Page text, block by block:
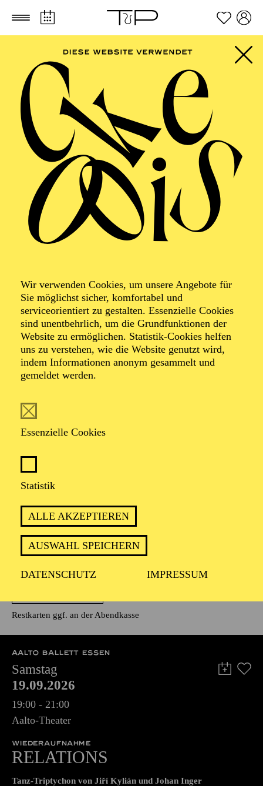
Zum Hauptinhalt springen Zum Footer springen
Wir verwenden Cookies, um unsere Angebote für
Sie möglichst sicher, komfortabel und
serviceorientiert zu gestalten. Essenzielle Cookies
sind unentbehrlich, um die Grundfunktionen der
Website zu ermöglichen. Statistik-Cookies helfen
uns zu verstehen, wie die Website genutzt wird,
indem Informationen anonym gesammelt und
gemeldet werden.
Essenzielle Cookies
Statistik
ALLE AKZEPTIEREN
AUSWAHL SPEICHERN
DATENSCHUTZ IMPRESSUM
FILTER
SEPTEMBER 2026
AALTO MUSIKTHEATER
AALTO BALLETT ESSEN
Mittwoch
16.09.2026
15:30 - 17:30
Aalto-Foyer
FÜHRUNG
Zweistündiger öffentlicher Rundgang durch das Aalto-Theater
mit Blick hinter die Kulissen
TICKETS
AALTO MUSIKTHEATER
Samstag
19.09.2026
15:00 - 17:00
Aalto-Foyer
ÖFFENTLICHE THEATER­
FÜHRUNG
Zweistündiger öffentlicher Rundgang durch das Aalto-Theater
Restkarten ggf. an der Abendkasse
AALTO BALLETT ESSEN
Samstag
19.09.2026
19:00 - 21:00
Aalto-Theater
WIEDERAUFNAHME
RELATIONS
Tanz-Triptychon von Jiří Kylián und Johan Inger